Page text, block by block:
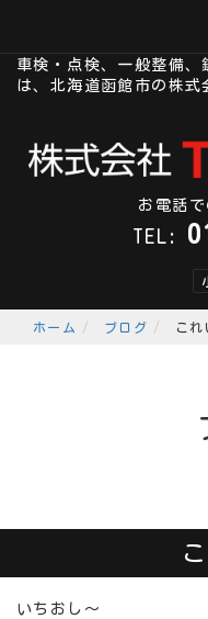
車検・点検、一般整備
は、北海道函館市の株
お電話
TEL:
ホーム ブログ これ
いちおし～